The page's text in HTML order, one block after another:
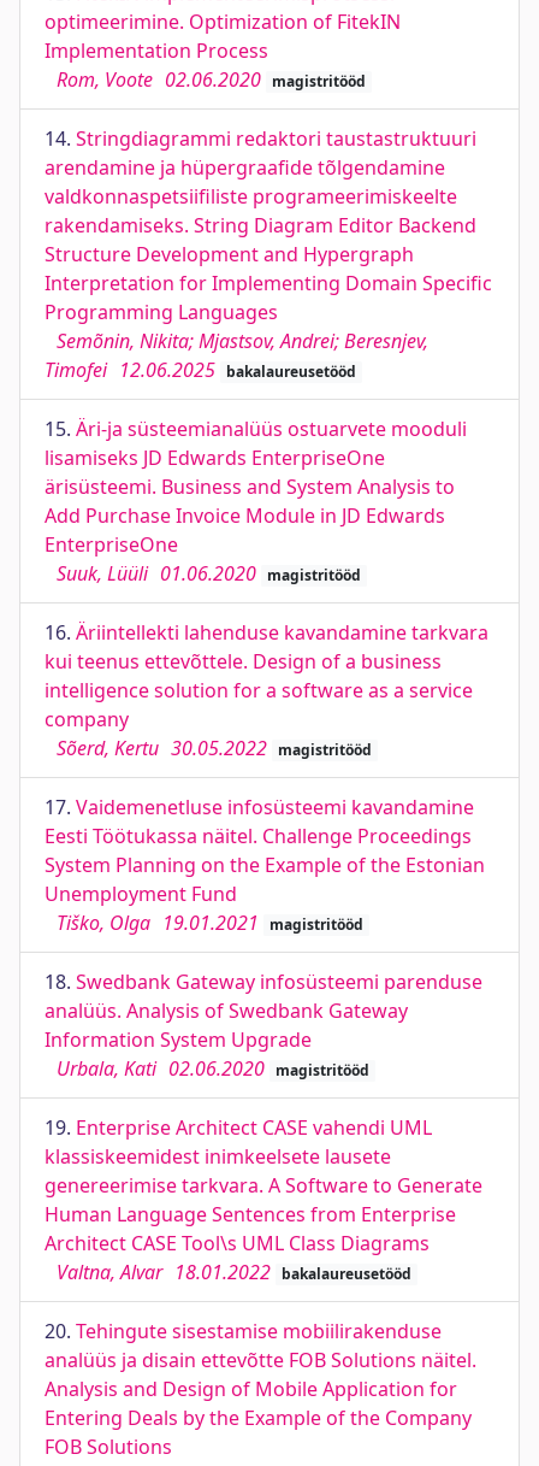
optimeerimine. Optimization of FitekIN
Implementation Process
Rom, Voote 02.06.2020 magistritööd
14. Stringdiagrammi redaktori taustastruktuuri
arendamine ja hüpergraafide tõlgendamine
valdkonnaspetsiifiliste programeerimiskeelte
rakendamiseks. String Diagram Editor Backend
Structure Development and Hypergraph
Interpretation for Implementing Domain Specific
Programming Languages
Semõnin, Nikita; Mjastsov, Andrei; Beresnjev,
Timofei 12.06.2025 bakalaureusetööd
15. Äri-ja süsteemianalüüs ostuarvete mooduli
lisamiseks JD Edwards EnterpriseOne
ärisüsteemi. Business and System Analysis to
Add Purchase Invoice Module in JD Edwards
EnterpriseOne
Suuk, Lüüli 01.06.2020 magistritööd
16. Äriintellekti lahenduse kavandamine tarkvara
kui teenus ettevõttele. Design of a business
intelligence solution for a software as a service
company
Sõerd, Kertu 30.05.2022 magistritööd
17. Vaidemenetluse infosüsteemi kavandamine
Eesti Töötukassa näitel. Challenge Proceedings
System Planning on the Example of the Estonian
Unemployment Fund
Tiško, Olga 19.01.2021 magistritööd
18. Swedbank Gateway infosüsteemi parenduse
analüüs. Analysis of Swedbank Gateway
Information System Upgrade
Urbala, Kati 02.06.2020 magistritööd
19. Enterprise Architect CASE vahendi UML
klassiskeemidest inimkeelsete lausete
genereerimise tarkvara. A Software to Generate
Human Language Sentences from Enterprise
Architect CASE Tool\s UML Class Diagrams
Valtna, Alvar 18.01.2022 bakalaureusetööd
20. Tehingute sisestamise mobiilirakenduse
analüüs ja disain ettevõtte FOB Solutions näitel.
Analysis and Design of Mobile Application for
Entering Deals by the Example of the Company
FOB Solutions